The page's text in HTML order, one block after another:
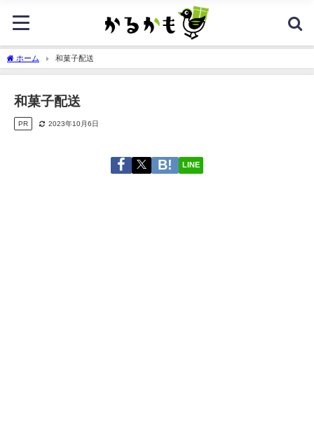
ホーム 和菓子配送
和菓子配送
PR 2023年10月6日
LINE